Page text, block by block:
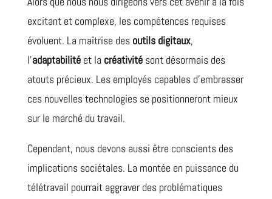
excitant et complexe, les compétences requises
évoluent. La maîtrise des outils digitaux,
l’adaptabilitéet la créativitésont désormais des
atouts précieux. Les employés capables d’embrasser
ces nouvelles technologies se positionneront mieux
sur le marché du travail.
Cependant, nous devons aussi être conscients des
implications sociétales. La montée en puissance du
télétravail pourrait aggraver des problématiques